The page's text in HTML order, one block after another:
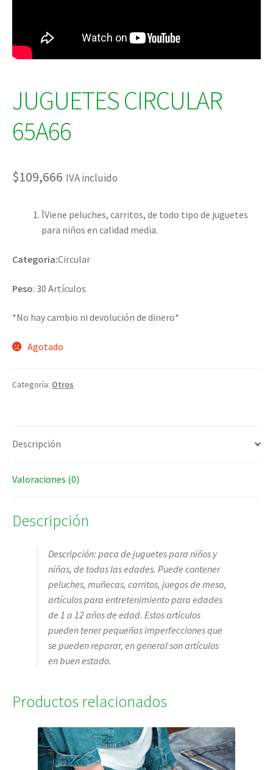
JUGUETES CIRCULAR
65A66
$109,666 IVA incluido
ĪViene peluches, carritos, de todo tipo de juguetes
para niños en calidad media.
Categoria:Circular
Peso: 30 Artículos
*No hay cambio ni devolución de dinero*
Agotado
Categoría: Otros
Descripción
Valoraciones (0)
Descripción
Descripción: paca de juguetes para niños y
niñas, de todas las edades. Puede contener
peluches, muñecas, carritos, juegos de mesa,
artículos para entretenimiento para edades
de 1 a 12 años de edad. Estos artículos
pueden tener pequeñas imperfecciones que
se pueden reparar, en general son artículos
en buen estado.
Productos relacionados